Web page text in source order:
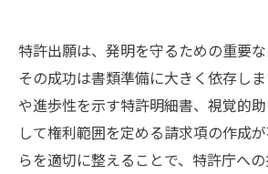
特許出願は、発明を守るための重要な
その成功は書類準備に大きく依存し
や進歩性を示す特許明細書、視覚的
して権利範囲を定める請求項の作成
らを適切に整えることで、特許庁へ